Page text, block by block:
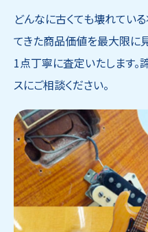
どんなに古くても壊れてい
てきた商品価値を最大限に
1点丁寧に査定いたします。
スにご相談ください。